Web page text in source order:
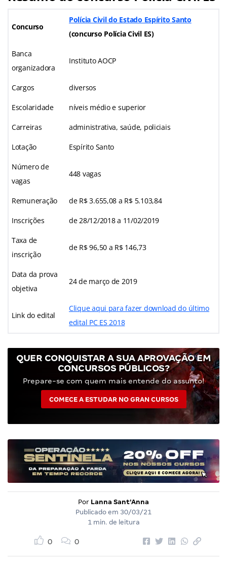
Concurso
Polícia Civil do Estado Espírito Santo
(concurso Polícia Civil ES)
Banca
organizadora
Instituto AOCP
Cargos diversos
Escolaridade níveis médio e superior
Carreiras administrativa, saúde, policiais
Lotação Espírito Santo
Número de
vagas
448 vagas
Remuneração de R$ 3.655,08 a R$ 5.103,84
Inscrições de 28/12/2018 a 11/02/2019
Taxa de
inscrição
de R$ 96,50 a R$ 146,73
Data da prova
objetiva
24 de março de 2019
Link do edital
Clique aqui para fazer download do último
edital PC ES 2018
QUER CONQUISTAR A SUA APROVAÇÃO EM
CONCURSOS PÚBLICOS?
Prepare-se com quem mais entende do assunto!
COMECE A ESTUDAR NO GRAN CURSOS
Por Lanna Sant'Anna
Publicado em 30/03/21
1 min. de leitura
0 0